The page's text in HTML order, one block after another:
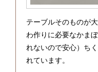
テーブルそのものが
わ作りに必要なかま
れないので安心）ち
れています。